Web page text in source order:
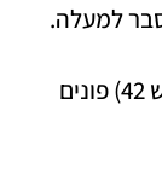
למעלה.
:- מצומת בית עובד (כביש 42) פונים